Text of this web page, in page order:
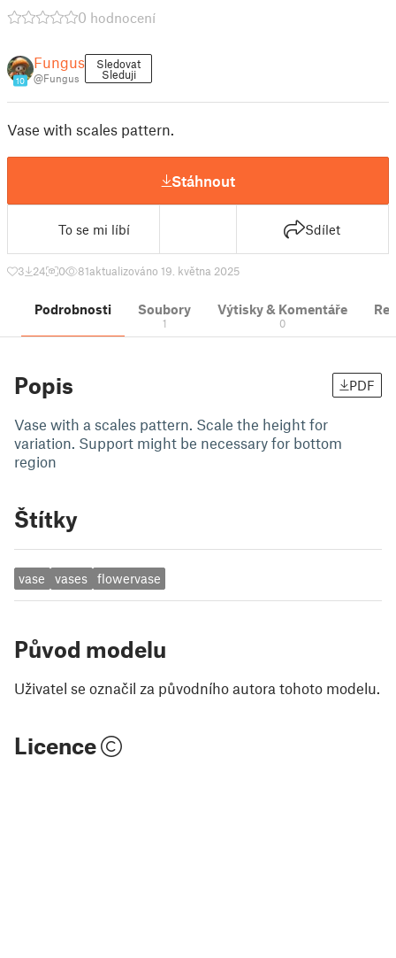
0 hodnocení
10
Fungus
@Fungus
Sledovat
Sleduji
Vase with scales pattern.
Stáhnout
To se mi líbí Sdílet
3 24 0 81aktualizováno 19. května 2025
Podrobnosti Soubory
1
Výtisky & Komentáře
0
Popis PDF
Vase with a scales pattern. Scale the height for
variation. Support might be necessary for bottom
region
Štítky
vase vases flowervase
Původ modelu
Uživatel se označil za původního autora tohoto modelu.
Licence